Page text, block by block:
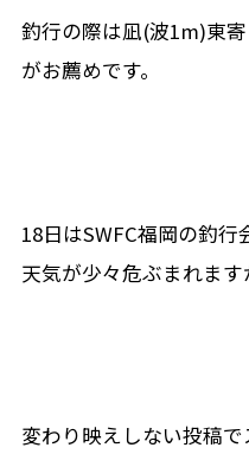
釣行の際は凪(波1m)東
がお薦めです。
18日はSWFC福岡の釣行
天気が少々危ぶまれま
変わり映えしない投稿